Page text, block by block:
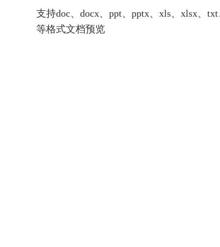
支持doc、docx、ppt、pptx、xls、xlsx、
等格式文档预览